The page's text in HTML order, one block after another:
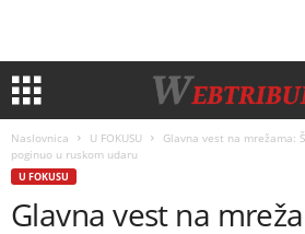
Naslovnica U FOKUSU
Glavna vest na mrežama:
poginuo u ruskom udaru
U FOKUSU
Glavna vest na